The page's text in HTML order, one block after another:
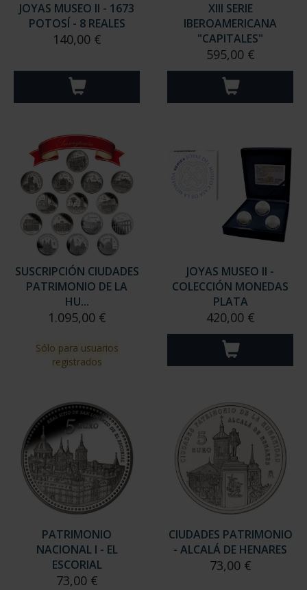
JOYAS MUSEO II - 1673
POTOSÍ - 8 REALES
140,00 €
XIII SERIE
IBEROAMERICANA
"CAPITALES"
595,00 €
SUSCRIPCIÓN CIUDADES
PATRIMONIO DE LA
HU...
1.095,00 €
Sólo para usuarios
registrados
JOYAS MUSEO II -
COLECCIÓN MONEDAS
PLATA
420,00 €
PATRIMONIO
NACIONAL I - EL
ESCORIAL
73,00 €
CIUDADES PATRIMONIO
- ALCALÁ DE HENARES
73,00 €